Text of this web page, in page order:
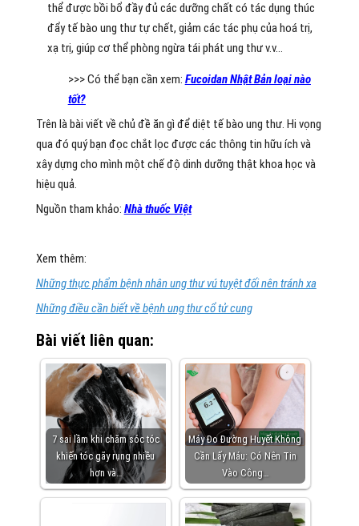
thể được bồi bổ đầy đủ các dưỡng chất có tác dụng thúc
đẩy tế bào ung thư tự chết, giảm các tác phụ của hoá trị,
xạ trị, giúp cơ thể phòng ngừa tái phát ung thư v.v…
>>> Có thể bạn cần xem: Fucoidan Nhật Bản loại nào
tốt?
Trên là bài viết về chủ đề ăn gì để diệt tế bào ung thư. Hi vọng
qua đó quý bạn đọc chắt lọc được các thông tin hữu ích và
xây dựng cho mình một chế độ dinh dưỡng thật khoa học và
hiệu quả.
Nguồn tham khảo: Nhà thuốc Việt
Xem thêm:
Những thực phẩm bệnh nhân ung thư vú tuyệt đối nên tránh xa
Những điều cần biết về bệnh ung thư cổ tử cung
Bài viết liên quan:
7 sai lầm khi chăm sóc tóc
khiến tóc gãy rụng nhiều
hơn và…
Máy Đo Đường Huyết Không
Cần Lấy Máu: Có Nên Tin
Vào Công…